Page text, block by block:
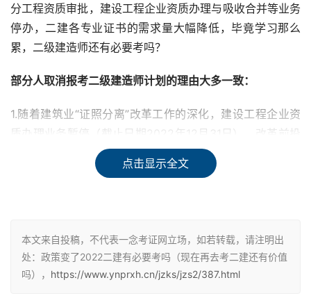
分工程资质审批，建设工程企业资质办理与吸收合并等业务
停办，二建各专业证书的需求量大幅降低，毕竟学习那么
累，二级建造师还有必要考吗？
部分人取消报考二级建造师计划的理由大多一致：
1.随着建筑业“证照分离”改革工作的深化，建设工程企业资
质办理业务暂停（截止日期2022年12月31日），改革前投
标项目、 新建项目、新办及升级资质都需要建造师，改革
后需求量减少近十倍，证书含金量大打折扣，曾经“二建养
2. 2020年3月1日起，《房屋建筑和市政基础设施项目工程
总承包管理办法》正式施行，工程总承包项目经理依法承担
点击显示全文
本文来自投稿，不代表一念考证网立场，如若转载，请注明出
处：政策变了2022二建有必要考吗（现在再去考二建还有价值
吗）， https://www.ynprxh.cn/jzks/jzs2/387.html